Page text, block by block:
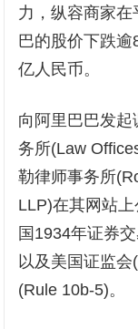
力，纵容商家
巴的股价下跌
亿人民币。
向阿里巴巴发起
务所(Law
勒律师事务所
LLP)在其网站
国1934年证券
以及美国证监
(Rule 10b-5)。